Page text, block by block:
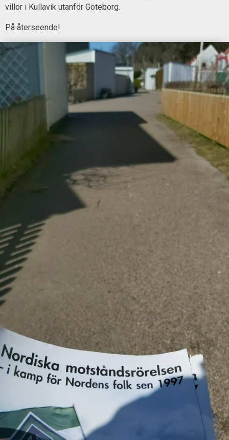
villor i Kullavik utanför Göteborg.
På återseende!